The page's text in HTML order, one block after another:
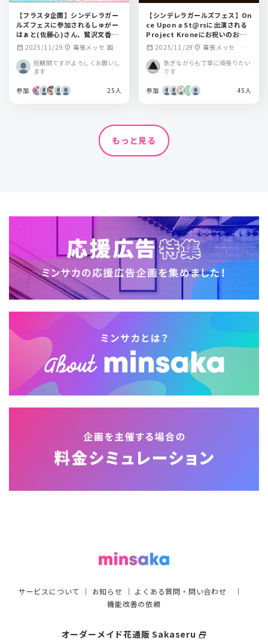
【フラスタ企画】シンデレラガー
ルズフェスに参加されるしゅがー
はぁと(佐藤心)さん、鷺沢文香さ
ん宛てに長野出身アイドルと共に
フラスタを贈りませんか？
calendar_month 2025/11/29 location_on 幕張メッセ 国際
短期間ですがよろしくお願いし
ます
参加 25人
【シンデレラガールズフェス】On
ce Upon a St@rsに出演される
Project Kroneにお祝いのお花
を贈りませんか
calendar_month 2025/11/29 location_on 幕張メッセ 国
1
急ぎながらも丁寧に頑張りたい
です
参加 45人
もっと見る
サービスについて ｜ お知らせ ｜ よくある質問・問い合わせ ｜
機能改善の依頼
オーダーメイド花通販 Sakaseru select_window